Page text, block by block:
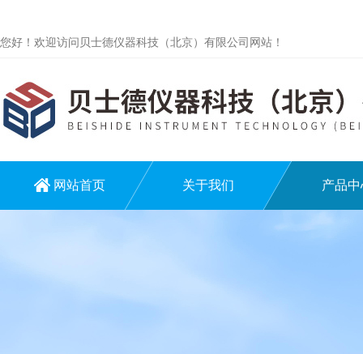
您好！欢迎访问贝士德仪器科技（北京）有限公司网站！
网站首页 关于我们 产品中